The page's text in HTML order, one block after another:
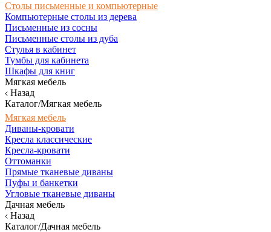
Столы письменные и компьютерные
Компьютерные столы из дерева
Письменные из сосны
Письменные столы из дуба
Стулья в кабинет
Тумбы для кабинета
Шкафы для книг
Мягкая мебель
Назад
Каталог/Мягкая мебель
Мягкая мебель
Диваны-кровати
Кресла классические
Кресла-кровати
Оттоманки
Прямые тканевые диваны
Пуфы и банкетки
Угловые тканевые диваны
Дачная мебель
Назад
Каталог/Дачная мебель